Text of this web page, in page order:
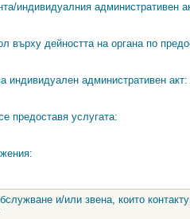
индивидуалния административен
върху дейността на органа по
индивидуален административен акт:
предоставя услугата:
и/или звена, които